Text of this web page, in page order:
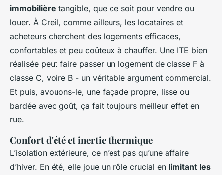
immobilière tangible, que ce soit pour vendre ou
louer. À Creil, comme ailleurs, les locataires et
acheteurs cherchent des logements efficaces,
confortables et peu coûteux à chauffer. Une ITE bien
réalisée peut faire passer un logement de classe F à
classe C, voire B - un véritable argument commercial.
Et puis, avouons-le, une façade propre, lisse ou
bardée avec goût, ça fait toujours meilleur effet en
rue.
Confort d'été et inertie thermique
L’isolation extérieure, ce n’est pas qu’une affaire
d’hiver. En été, elle joue un rôle crucial en limitant les